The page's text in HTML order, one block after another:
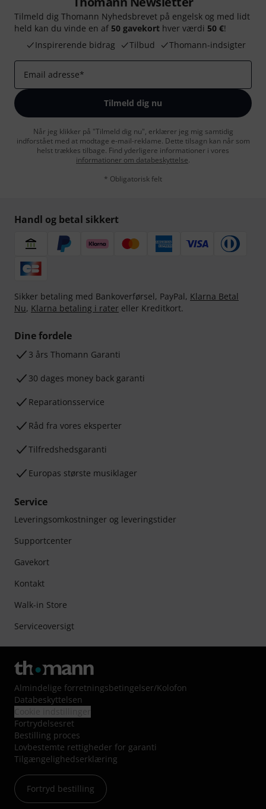
Tilmeld dig Thomann Nyhedsbrevet på engelsk og med lidt
held kan du vinde en af 50 gavekort hver værdi 50 €!
Inspirerende bidrag
Tilbud Thomann-indsigter
Email adresse*
Tilmeld dig nu
Når jeg klikker på "Tilmeld dig nu", erklærer jeg mig samtidig
indforstået med at modtage e-mail-reklame. Dette tilsagn kan når som
helst trækkes tilbage. Find yderligere informationer i vores
informationer om databeskyttelse.
* Obligatorisk felt
Handl og betal sikkert
Sikker betaling med Bankoverførsel, PayPal, Klarna Betal
Nu, Klarna betaling i rater eller Kreditkort.
Dine fordele
3 års Thomann Garanti
30 dages money back garanti
Reparationsservice
Råd fra vores eksperter
Tilfredshedsgaranti
Europas største musiklager
Service
Leveringsomkostninger og leveringstider
Supportcenter
Gavekort
Kontakt
Walk-in Store
Serviceoversigt
Almindelige forretningsbetingelser/Kolofon
Databeskyttelsen
Fortrydelsesret
Bestilling proces
Lovbestemte rettigheder for garanti
Tilgængelighedserklæring
Fortryd bestilling